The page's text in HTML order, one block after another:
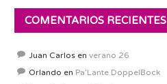
COMENTARIOS RECIENTES
Juan Carlos en verano 26
Orlando en Pa’Lante DoppelBock